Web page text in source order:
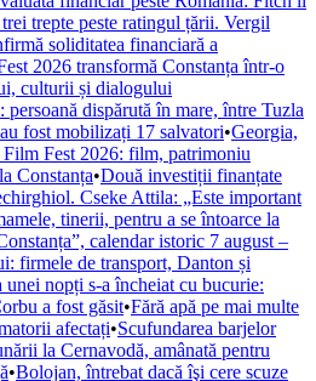
trepte peste ratingul țării. Vergil
soliditatea financiară a
2026 transformă Constanța într-o
culturii și dialogului
dispărută în mare, între Tuzla
fost mobilizați 17 salvatori•Georgia,
Film Fest 2026: film, patrimoniu
Constanța•Două investiții finanțate
Cseke Attila: „Este important
tinerii, pentru a se întoarce la
calendar istoric 7 august –
firmele de transport, Danton și
unei nopți s-a încheiat cu bucurie:
a fost găsit•Fără apă pe mai multe
afectați•Scufundarea barjelor
la Cernavodă, amânată pentru
•Bolojan, întrebat dacă îşi cere scuze